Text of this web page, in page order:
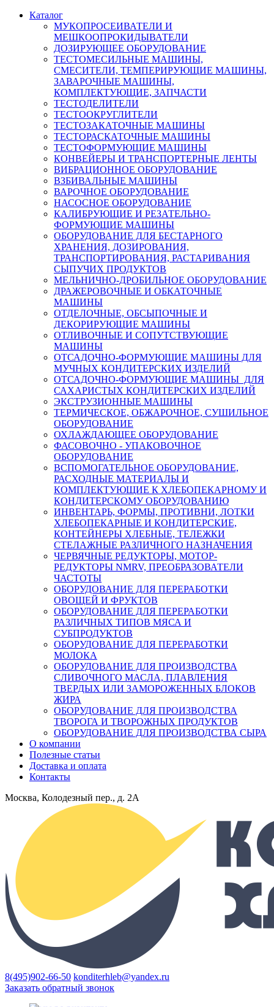
Каталог
МУКОПРОСЕИВАТЕЛИ И
МЕШКООПРОКИДЫВАТЕЛИ
ДОЗИРУЮЩЕЕ ОБОРУДОВАНИЕ
ТЕСТОМЕСИЛЬНЫЕ МАШИНЫ,
СМЕСИТЕЛИ, ТЕМПЕРИРУЮЩИЕ МАШИНЫ,
ЗАВАРОЧНЫЕ МАШИНЫ,
КОМПЛЕКТУЮЩИЕ, ЗАПЧАСТИ
ТЕСТОДЕЛИТЕЛИ
ТЕСТООКРУГЛИТЕЛИ
ТЕСТОЗАКАТОЧНЫЕ МАШИНЫ
ТЕСТОРАСКАТОЧНЫЕ МАШИНЫ
ТЕСТОФОРМУЮЩИЕ МАШИНЫ
КОНВЕЙЕРЫ И ТРАНСПОРТЕРНЫЕ ЛЕНТЫ
ВИБРАЦИОННОЕ ОБОРУДОВАНИЕ
ВЗБИВАЛЬНЫЕ МАШИНЫ
ВАРОЧНОЕ ОБОРУДОВАНИЕ
НАСОСНОЕ ОБОРУДОВАНИЕ
КАЛИБРУЮЩИЕ И РЕЗАТЕЛЬНО-
ФОРМУЮЩИЕ МАШИНЫ
ОБОРУДОВАНИЕ ДЛЯ БЕСТАРНОГО
ХРАНЕНИЯ, ДОЗИРОВАНИЯ,
ТРАНСПОРТИРОВАНИЯ, РАСТАРИВАНИЯ
СЫПУЧИХ ПРОДУКТОВ
МЕЛЬНИЧНО-ДРОБИЛЬНОЕ ОБОРУДОВАНИЕ
ДРАЖЕРОВОЧНЫЕ И ОБКАТОЧНЫЕ
МАШИНЫ
ОТДЕЛОЧНЫЕ, ОБСЫПОЧНЫЕ И
ДЕКОРИРУЮЩИЕ МАШИНЫ
ОТЛИВОЧНЫЕ И СОПУТСТВУЮЩИЕ
МАШИНЫ
ОТСАДОЧНО-ФОРМУЮЩИЕ МАШИНЫ ДЛЯ
МУЧНЫХ КОНДИТЕРСКИХ ИЗДЕЛИЙ
ОТСАДОЧНО-ФОРМУЮЩИЕ МАШИНЫ ДЛЯ
САХАРИСТЫХ КОНДИТЕРСКИХ ИЗДЕЛИЙ
ЭКСТРУЗИОННЫЕ МАШИНЫ
ТЕРМИЧЕСКОЕ, ОБЖАРОЧНОЕ, СУШИЛЬНОЕ
ОБОРУДОВАНИЕ
ОХЛАЖДАЮЩЕЕ ОБОРУДОВАНИЕ
ФАСОВОЧНО - УПАКОВОЧНОЕ
ОБОРУДОВАНИЕ
ВСПОМОГАТЕЛЬНОЕ ОБОРУДОВАНИЕ,
РАСХОДНЫЕ МАТЕРИАЛЫ И
КОМПЛЕКТУЮЩИЕ К ХЛЕБОПЕКАРНОМУ И
КОНДИТЕРСКОМУ ОБОРУДОВАНИЮ
ИНВЕНТАРЬ, ФОРМЫ, ПРОТИВНИ, ЛОТКИ
ХЛЕБОПЕКАРНЫЕ И КОНДИТЕРСКИЕ,
КОНТЕЙНЕРЫ ХЛЕБНЫЕ, ТЕЛЕЖКИ
СТЕЛАЖНЫЕ РАЗЛИЧНОГО НАЗНАЧЕНИЯ
ЧЕРВЯЧНЫЕ РЕДУКТОРЫ, МОТОР-
РЕДУКТОРЫ NMRV, ПРЕОБРАЗОВАТЕЛИ
ЧАСТОТЫ
ОБОРУДОВАНИЕ ДЛЯ ПЕРЕРАБОТКИ
ОВОЩЕЙ И ФРУКТОВ
ОБОРУДОВАНИЕ ДЛЯ ПЕРЕРАБОТКИ
РАЗЛИЧНЫХ ТИПОВ МЯСА И
СУБПРОДУКТОВ
ОБОРУДОВАНИЕ ДЛЯ ПЕРЕРАБОТКИ
МОЛОКА
ОБОРУДОВАНИЕ ДЛЯ ПРОИЗВОДСТВА
СЛИВОЧНОГО МАСЛА, ПЛАВЛЕНИЯ
ТВЕРДЫХ ИЛИ ЗАМОРОЖЕННЫХ БЛОКОВ
ЖИРА
ОБОРУДОВАНИЕ ДЛЯ ПРОИЗВОДСТВА
ТВОРОГА И ТВОРОЖНЫХ ПРОДУКТОВ
ОБОРУДОВАНИЕ ДЛЯ ПРОИЗВОДСТВА СЫРА
О компании
Полезные статьи
Доставка и оплата
Контакты
Москва, Колодезный пер., д. 2А
8(495)902-66-50 konditerhleb@yandex.ru
Заказать обратный звонок